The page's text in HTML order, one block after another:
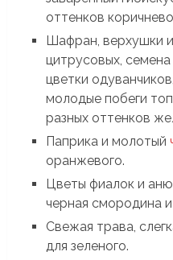
оттенков
Шафран, верхушки
цитрусовых,
цветки
молодые побеги
разных оттенков
Паприка и молотый
оранжевого.
Цветы фиалок и
черная смородина
Свежая трава,
для зеленого.